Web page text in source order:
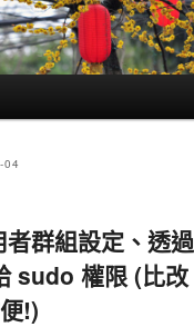
04
群組設定、透過
sudo 權限 (比改
!)